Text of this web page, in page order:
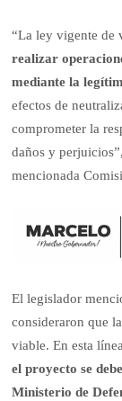
“La ley vigente de
realizar
mediante la
efectos de
comprometer la
daños y
mencionada
El legislador
consideraron que
viable. En esta
el proyecto se
Ministerio de